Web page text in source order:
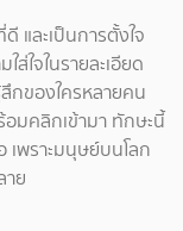
และเป็นการตั้งใจ
ใจในรายละเอียด
กของใครหลายคน
อมคลิกเข้ามา ทักษะนี้
เพราะมนุษย์บนโลก
ย